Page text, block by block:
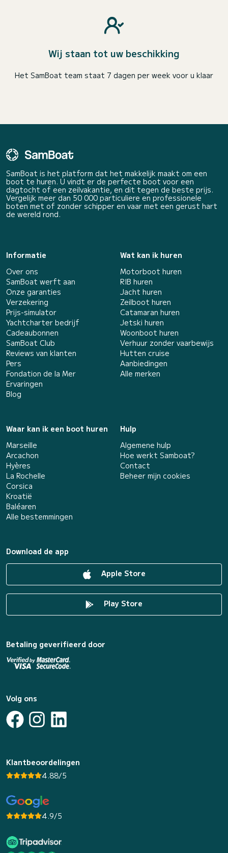
Wij staan tot uw beschikking
Het SamBoat team staat 7 dagen per week voor u klaar
SamBoat is het platform dat het makkelijk maakt om een
boot te huren. U vindt er de perfecte boot voor een
dagtocht of een zeilvakantie, en dit tegen de beste prijs.
Vergelijk meer dan 50 000 particuliere en professionele
boten met of zonder schipper en vaar met een gerust hart
de wereld rond.
Informatie
Over ons
SamBoat werft aan
Onze garanties
Verzekering
Prijs-simulator
Yachtcharter bedrijf
Cadeaubonnen
SamBoat Club
Reviews van klanten
Pers
Fondation de la Mer
Ervaringen
Blog
Wat kan ik huren
Motorboot huren
RIB huren
Jacht huren
Zeilboot huren
Catamaran huren
Jetski huren
Woonboot huren
Verhuur zonder vaarbewijs
Hutten cruise
Aanbiedingen
Alle merken
Waar kan ik een boot huren
Marseille
Arcachon
Hyères
La Rochelle
Corsica
Kroatië
Baléaren
Alle bestemmingen
Hulp
Algemene hulp
Hoe werkt Samboat?
Contact
Beheer mijn cookies
Download de app
Apple Store
Play Store
Betaling geverifieerd door
Volg ons
Klantbeoordelingen
4.88/5
4.9/5